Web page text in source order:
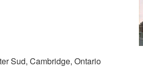
Sud, Cambridge, Ontario